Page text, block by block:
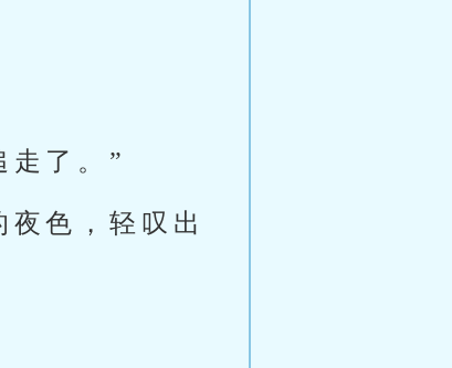
走了。”
色，轻叹出